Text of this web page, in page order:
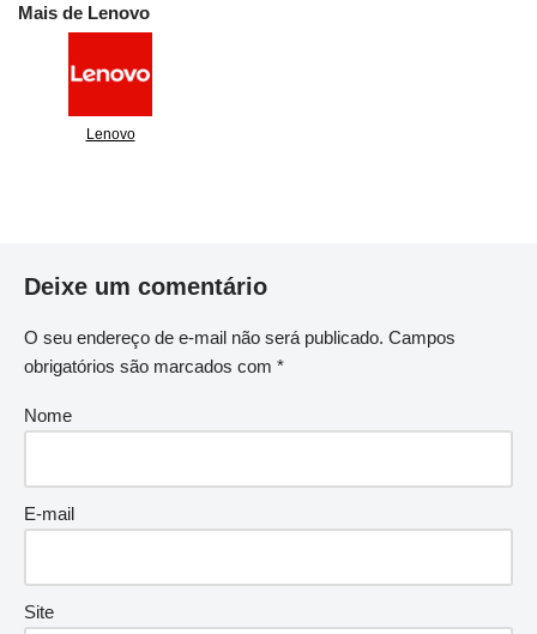
Mais de Lenovo
Lenovo
Deixe um comentário
O seu endereço de e-mail não será publicado. Campos
obrigatórios são marcados com *
Nome
E-mail
Site